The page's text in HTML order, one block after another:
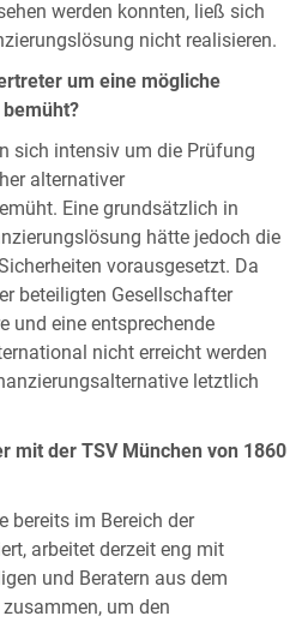
werden konnten, ließ sich
nicht realisieren.
um eine mögliche
sich intensiv um die Prüfung
alternativer
Eine grundsätzlich in
hätte jedoch die
vorausgesetzt. Da
beteiligten Gesellschafter
und eine entsprechende
nicht erreicht werden
letztlich
mit der TSV München von 1860
bereits im Bereich der
arbeitet derzeit eng mit
und Beratern aus dem
um den